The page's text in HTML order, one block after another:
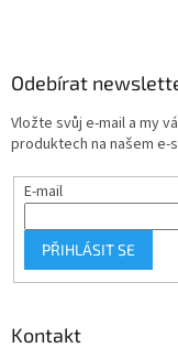
Odebírat
Vložte svůj e-mail a my
produktech na našem e-
E-mail
PŘIHLÁSIT SE
Kontakt